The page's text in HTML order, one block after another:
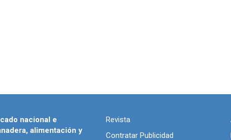
nacional e
alimentación y
Revista
Contratar Publicidad